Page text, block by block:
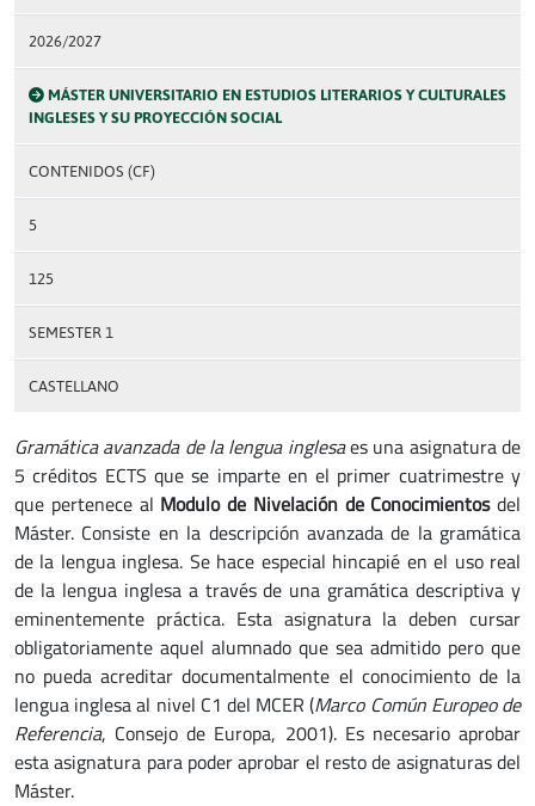
2026/2027
MÁSTER UNIVERSITARIO EN ESTUDIOS LITERARIOS Y CULTURALES
INGLESES Y SU PROYECCIÓN SOCIAL
CONTENIDOS (CF)
5
125
SEMESTER 1
CASTELLANO
Gramática avanzada de la lengua inglesaes una asignatura de
5 créditos ECTS que se imparte en el primer cuatrimestre y
que pertenece al Modulo de Nivelación de Conocimientos del
Máster. Consiste en la descripción avanzada de la gramática
de la lengua inglesa. Se hace especial hincapié en el uso real
de la lengua inglesa a través de una gramática descriptiva y
eminentemente práctica. Esta asignatura la deben cursar
obligatoriamente aquel alumnado que sea admitido pero que
no pueda acreditar documentalmente el conocimiento de la
lengua inglesa al nivel C1 del MCER (Marco Común Europeo de
Referencia, Consejo de Europa, 2001). Es necesario aprobar
esta asignatura para poder aprobar el resto de asignaturas del
Máster.